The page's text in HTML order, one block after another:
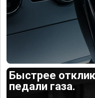
Быстрее
педали газа.